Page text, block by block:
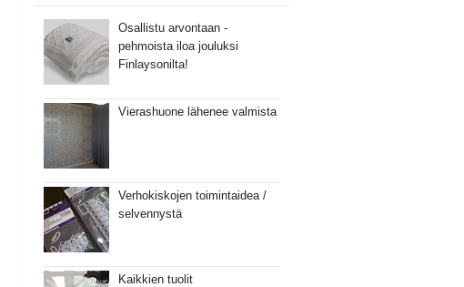
Osallistu arvontaan -
pehmoista iloa jouluksi
Finlaysonilta!
Vierashuone lähenee valmista
Verhokiskojen toimintaidea /
selvennystä
Kaikkien tuolit